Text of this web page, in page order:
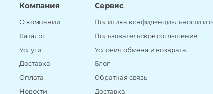
Компания
О компании
Каталог
Услуги
Доставка
Оплата
Новости
Сервис
Политика конфиденциальности и
Пользовательское соглашение
Условия обмена и возврата
Блог
Обратная связь
Доставка